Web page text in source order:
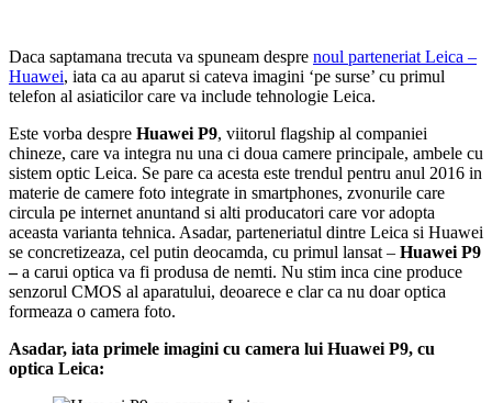
Daca saptamana trecuta va spuneam despre noul parteneriat Leica –
Huawei, iata ca au aparut si cateva imagini ‘pe surse’ cu primul
telefon al asiaticilor care va include tehnologie Leica.
Este vorba despre Huawei P9, viitorul flagship al companiei
chineze, care va integra nu una ci doua camere principale, ambele cu
sistem optic Leica. Se pare ca acesta este trendul pentru anul 2016 in
materie de camere foto integrate in smartphones, zvonurile care
circula pe internet anuntand si alti producatori care vor adopta
aceasta varianta tehnica. Asadar, parteneriatul dintre Leica si Huawei
se concretizeaza, cel putin deocamda, cu primul lansat – Huawei P9
–a carui optica va fi produsa de nemti. Nu stim inca cine produce
senzorul CMOS al aparatului, deoarece e clar ca nu doar optica
formeaza o camera foto.
Asadar, iata primele imagini cu camera lui Huawei P9, cu
optica Leica: